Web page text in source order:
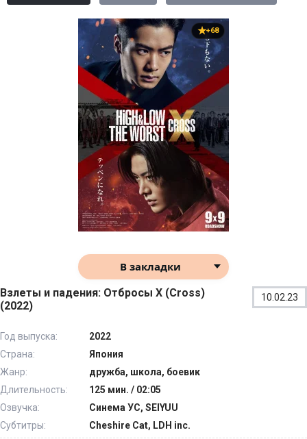
+68
В закладки
Взлеты и падения: Отбросы X (Cross)
(2022)
10.02.23
Год выпуска:
2022
Страна:
Япония
Жанр:
дружба, школа, боевик
Длительность:
125 мин. / 02:05
Озвучка:
Синема УС, SEIYUU
Субтитры:
Cheshire Cat, LDH inc.